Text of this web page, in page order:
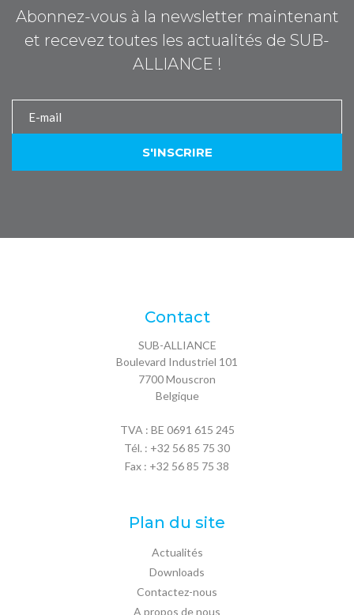
Abonnez-vous à la newsletter maintenant
et recevez toutes les actualités de SUB-
ALLIANCE !
Contact
SUB-ALLIANCE
Boulevard Industriel 101
7700Mouscron
Belgique
TVA : BE 0691 615 245
Tél. : +32 56 85 75 30
Fax : +32 56 85 75 38
Plan du site
Actualités
Downloads
Contactez-nous
A propos de nous